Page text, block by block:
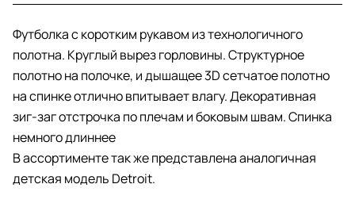
Футболка с коротким рукавом из технологичного
полотна. Круглый вырез горловины. Структурное
полотно на полочке, и дышащее 3D сетчатое полотно
на спинке отлично впитывает влагу. Декоративная
зиг-заг отстрочка по плечам и боковым швам. Спинка
немного длиннее
В ассортименте так же представлена аналогичная
детская модель Detroit.